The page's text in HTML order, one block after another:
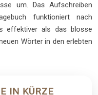
um. Das Aufschreiben
funktioniert nach
effektiver als das blosse
Wörter in den erlebten
IN KÜRZE